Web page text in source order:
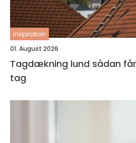
inspiration
01. August 2026
Tagdækning lund sådan får du et holdbart
tag